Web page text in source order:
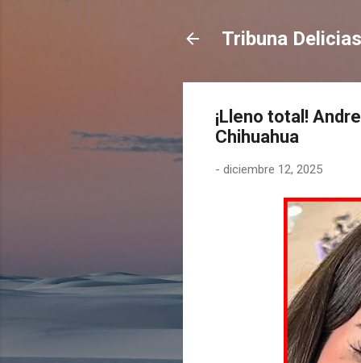
Tribuna Delicias
¡Lleno total!
Chihuahua
- diciembre 12, 2025